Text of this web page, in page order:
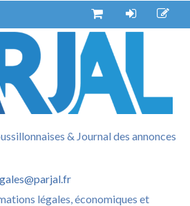
& Journal des annonces
légales, économiques et